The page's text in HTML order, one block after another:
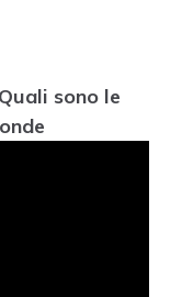
sono le